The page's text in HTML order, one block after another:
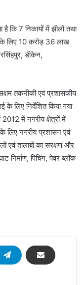
है कि 7 निकायों में झीलों तथा
के लिए 10 करोड़ 36 लाख
डीकेन,
तकनीकी एवं प्रशासकीय
के लिए निर्देशित किया गया
2012 में नगरीय क्षेत्रों में
लिए नगरीय प्रशासन एवं
एवं तालाबों का संरक्षण और
निर्माण, पिचिंग, पेवर ब्लॉक